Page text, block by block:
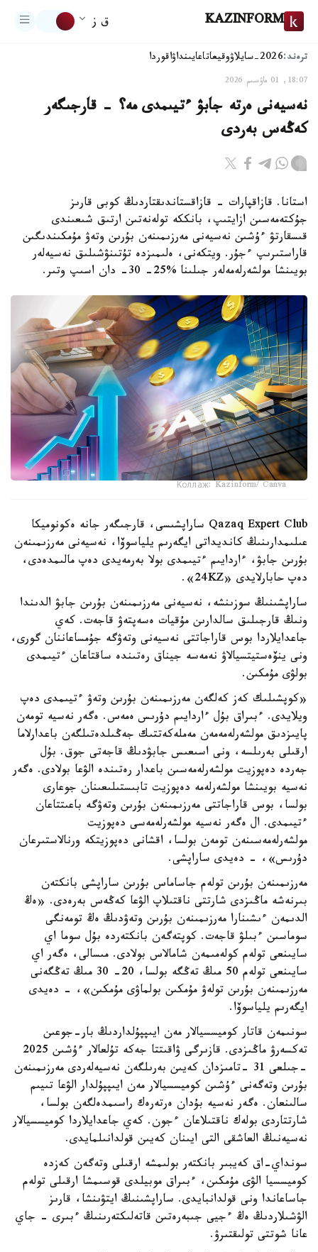
KAZINFORM ق ز
ترەند:2026-سايلاۋ وقيعاتاعايىنداۋاقوردا
18:07, 01 ماۋسىم 2026
نەسيەنى ەرتە جابۋ ءتيىمدى مە؟ - قارجىگەر
كەڭەس بەردى
استانا. قازاقپارات - قازاقستاندىقتاردىڭ كوبى قارىز
جۇكتەمەسىن ازايتىپ، بانككە تولەنەتىن ارتىق شىعىندى
قىسقارتۋ ءۇشىن نەسيەنى مەرزىمىنەن بۇرىن وتەۋ مۇمكىندىگىن
قاراستىرىپ ءجۇر. ويتكەنى، ەلىمىزدە تۇتىنۋشىلىق نەسيەلەر
بويىنشا مولشەرلەمەلەر جىلىنا %25- 30- دان اسىپ وتىر.
Коллаж: Kazinform/ Canva
Qazaq Expert Club ساراپشىسى، قارجىگەر جانە ەكونوميكا
عىلىمدارىنىڭ كانديداتى ايگەرىم يلياسوۆا، نەسيەنى مەرزىمىنەن
بۇرىن جابۋ، ءاردايىم ءتيىمدى بولا بەرمەيدى دەپ مالىمدەدى،
دەپ حابارلايدى «24KZ».
ساراپشىنىڭ سوزىنشە، نەسيەنى مەرزىمىنەن بۇرىن جابۋ الدىندا
ونىڭ قارجىلىق سالدارىن مۇقيات ەسەپتەۋ قاجەت. كەي
جاعدايلاردا بوس قاراجاتتى نەسيەنى وتەۋگە جۇمساعاننان گورى،
ونى ينۆەستيتسيالاۋ نەمەسە جيناق رەتىندە ساقتاعان ءتيىمدى
بولۋى مۇمكىن.
«كوپشىلىك كەز كەلگەن مەرزىمىنەن بۇرىن وتەۋ ءتيىمدى دەپ
ويلايدى. ءبىراق بۇل ءاردايىم دۇرىس ەمەس. ەگەر نەسيە تومەن
پايىزدىق مولشەرلەمەمەن مەملەكەتتىك جەڭىلدەتىلگەن باعدارلاما
ارقىلى بەرىلسە، ونى اسىعىس جابۋدىڭ قاجەتى جوق. بۇل
جەردە دەپوزيت مولشەرلەمەسىن باعدار رەتىندە الۋعا بولادى. ەگەر
نەسيە بويىنشا مولشەرلەمە دەپوزيت تابىستىلىعىنان جوعارى
بولسا، بوس قاراجاتتى مەرزىمىنەن بۇرىن وتەۋگە باعىتتاعان
ءتيىمدى. ال ەگەر نەسيە مولشەرلەمەسى دەپوزيت
مولشەرلەمەسىنەن تومەن بولسا، اقشانى دەپوزيتكە ورنالاستىرعان
دۇرىس»، - دەيدى ساراپشى.
مەرزىمىنەن بۇرىن تولەم جاساماس بۇرىن ساراپشى بانكتەن
بىرنەشە ماڭىزدى شارتتى ناقتىلاپ الۋعا كەڭەس بەرەدى. «ەڭ
الدىمەن ءىشىنارا مەرزىمىنەن بۇرىن وتەۋدىڭ ەڭ تومەنگى
سوماسىن ءبىلۋ قاجەت. كوپتەگەن بانكتەردە بۇل سوما اي
سايىنعى تولەم كولەمىمەن شامالاس بولادى. مىسالى، ەگەر اي
سايىنعى تولەم 50 مىڭ تەڭگە بولسا، 20- 30 مىڭ تەڭگەنى
مەرزىمىنەن بۇرىن تولەۋ مۇمكىن بولماۋى مۇمكىن»، - دەيدى
ايگەرىم يلياسوۆا.
سونىمەن قاتار كوميسسيالار مەن ايىپپۇلداردىڭ بار-جوعىن
تەكسەرۋ ماڭىزدى. قازىرگى ۋاقىتتا جەكە تۇلعالار ءۇشىن 2025
-جىلعى 31 -تامىزدان كەيىن بەرىلگەن نەسيەلەردى مەرزىمىنەن
بۇرىن وتەگەنى ءۇشىن كوميسسيالار مەن ايىپپۇلدار الۋعا تىيىم
سالىنعان. ەگەر نەسيە بۇدان ەرتەرەك راسىمدەلگەن بولسا،
شارتتاردى بولەك ناقتىلاعان ءجون. كەي جاعدايلاردا كوميسسيالار
نەسيەنىڭ العاشقى التى ايىنان كەيىن قولدانىلمايدى.
سونداي-اق كەيبىر بانكتەر بولىمشە ارقىلى وتەگەن كەزدە
كوميسسيا الۋى مۇمكىن، ءبىراق موبيلدى قوسىمشا ارقىلى تولەم
جاساعاندا ونى قولدانبايدى. ساراپشىنىڭ ايتۋىنشا، قارىز
الۋشىلاردىڭ ەڭ ءجيى جىبەرەتىن قاتەلىكتەرىنىڭ ءبىرى - جاي
عانا شوتتى تولىقتىرۋ.